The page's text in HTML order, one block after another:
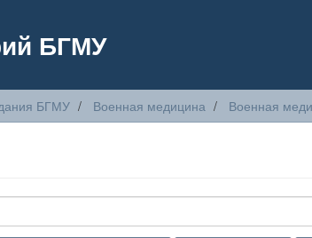
БГМУ
БГМУ Военная медицина Военная